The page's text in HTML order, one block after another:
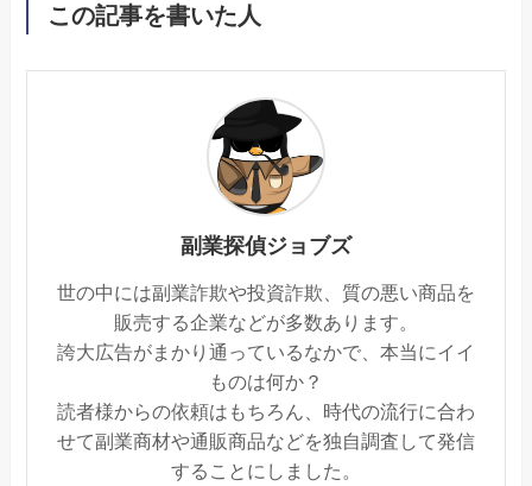
この記事を書いた人
副業探偵ジョブズ
世の中には副業詐欺や投資詐欺、質の悪い商品を
販売する企業などが多数あります。
誇大広告がまかり通っているなかで、本当にイイ
ものは何か？
読者様からの依頼はもちろん、時代の流行に合わ
せて副業商材や通販商品などを独自調査して発信
することにしました。